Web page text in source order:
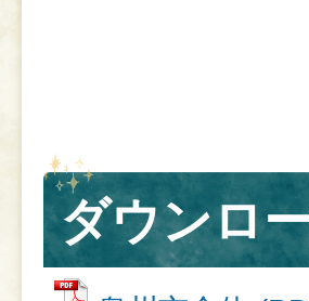
ダウンロ